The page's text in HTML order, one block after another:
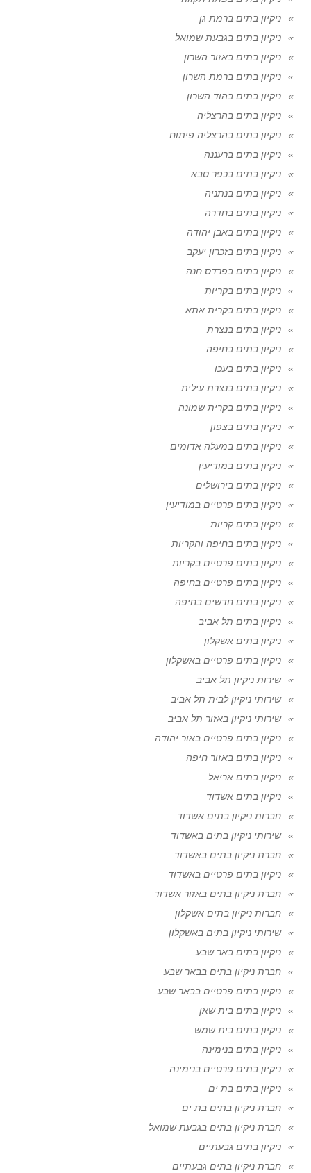
ניקיון בתים ברמת גן
ניקיון בתים בגבעת שמואל
ניקיון בתים באזור השרון
ניקיון בתים ברמת השרון
ניקיון בתים בהוד השרון
ניקיון בתים בהרצליה
ניקיון בתים בהרצליה פיתוח
ניקיון בתים ברעננה
ניקיון בתים בכפר סבא
ניקיון בתים בנתניה
ניקיון בתים בחדרה
ניקיון בתים באבן יהודה
ניקיון בתים בזכרון יעקב
ניקיון בתים בפרדס חנה
ניקיון בתים בקריות
ניקיון בתים בקרית אתא
ניקיון בתים בנצרת
ניקיון בתים בחיפה
ניקיון בתים בעכו
ניקיון בתים בנצרת עילית
ניקיון בתים בקרית שמונה
ניקיון בתים בצפון
ניקיון בתים במעלה אדומים
ניקיון בתים במודיעין
ניקיון בתים בירושלים
ניקיון בתים פרטיים במודיעין
ניקיון בתים קריות
ניקיון בתים בחיפה והקריות
ניקיון בתים פרטיים בקריות
ניקיון בתים פרטיים בחיפה
ניקיון בתים חדשים בחיפה
ניקיון בתים תל אביב
ניקיון בתים אשקלון
ניקיון בתים פרטיים באשקלון
שירות ניקיון תל אביב
שירותי ניקיון לבית תל אביב
שירותי ניקיון באזור תל אביב
ניקיון בתים פרטיים באור יהודה
ניקיון בתים באזור חיפה
ניקיון בתים אריאל
ניקיון בתים אשדוד
חברות ניקיון בתים אשדוד
שירותי ניקיון בתים באשדוד
חברת ניקיון בתים באשדוד
ניקיון בתים פרטיים באשדוד
חברת ניקיון בתים באזור אשדוד
חברות ניקיון בתים אשקלון
שירותי ניקיון בתים באשקלון
ניקיון בתים באר שבע
חברת ניקיון בתים בבאר שבע
ניקיון בתים פרטיים בבאר שבע
ניקיון בתים בית שאן
ניקיון בתים בית שמש
ניקיון בתים בנימינה
ניקיון בתים פרטיים בנימינה
ניקיון בתים בת ים
חברת ניקיון בתים בת ים
חברת ניקיון בתים בגבעת שמואל
ניקיון בתים גבעתיים
חברת ניקיון בתים גבעתיים